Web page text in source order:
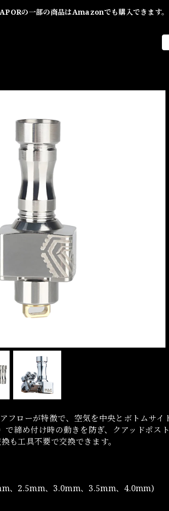
の一部の商品はAmazonでも購入できます。
フローが特徴で、空気を中央とボトムサ
で締め付け時の動きを防ぎ、クアッドポス
も工具不要で交換できます。
、2.5mm、3.0mm、3.5mm、4.0mm)